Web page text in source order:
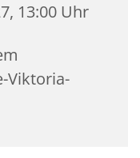
13:00 Uhr
Viktoria-